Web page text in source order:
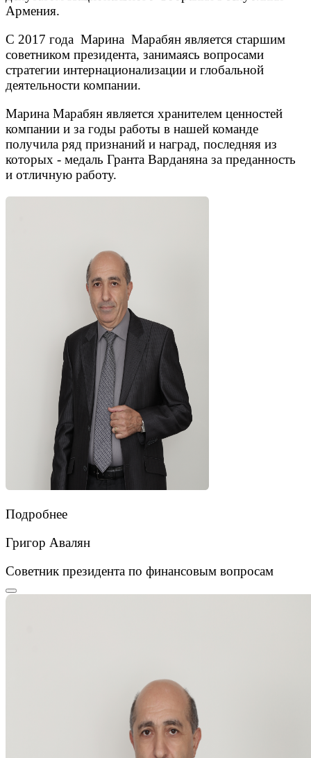
Армения.
С 2017 года Марина Марабян является старшим
советником президента, занимаясь вопросами
стратегии интернационализации и глобальной
деятельности компании.
Марина Марабян является хранителем ценностей
компании и за годы работы в нашей команде
получила ряд признаний и наград, последняя из
которых - медаль Гранта Варданяна за преданность
и отличную работу.
Подробнее
Григор Авалян
Советник президента по финансовым вопросам